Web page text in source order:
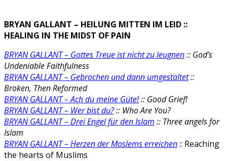
BRYAN GALLANT – HEILUNG MITTEN IM LEID ::
HEALING IN THE MIDST OF PAIN
BRYAN GALLANT – Gottes Treue ist nicht zu leugnen:: God’s
Undeniable Faithfulness
BRYAN GALLANT – Gebrochen und dann umgestaltet::
Broken, Then Reformed
BRYAN GALLANT – Ach du meine Güte!:: Good Grief!
BRYAN GALLANT – Wer bist du?:: Who Are You?
BRYAN GALLANT – Drei Engel für den Islam :: Three angels for
Islam
BRYAN GALLANT – Herzen der Moslems erreichen:: Reaching
the hearts of Muslims